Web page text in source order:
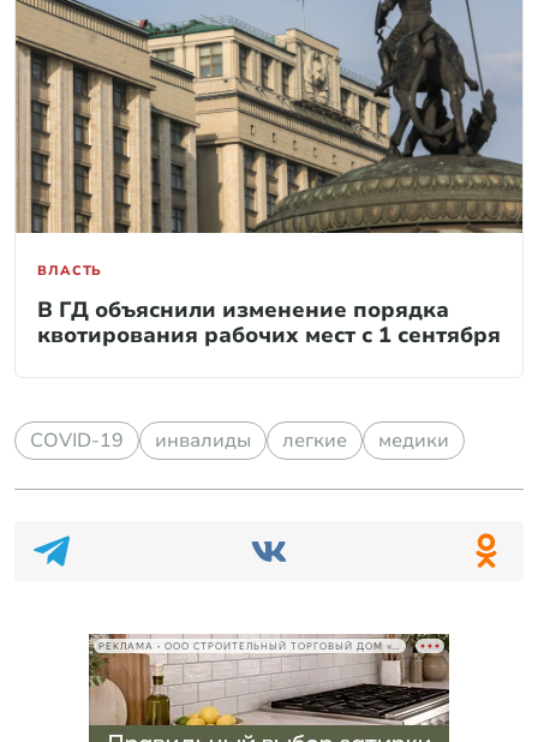
ВЛАСТЬ
В ГД объяснили изменение порядка
квотирования рабочих мест с 1 сентября
COVID-19 инвалиды легкие медики